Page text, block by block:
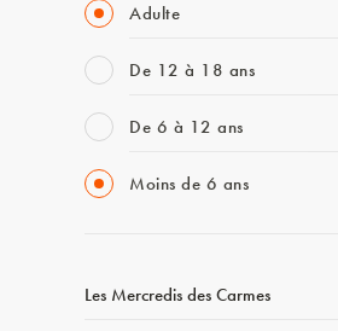
Adulte
De 12 à 18 ans
De 6 à 12 ans
Moins de 6 ans
Les Mercredis des Carmes